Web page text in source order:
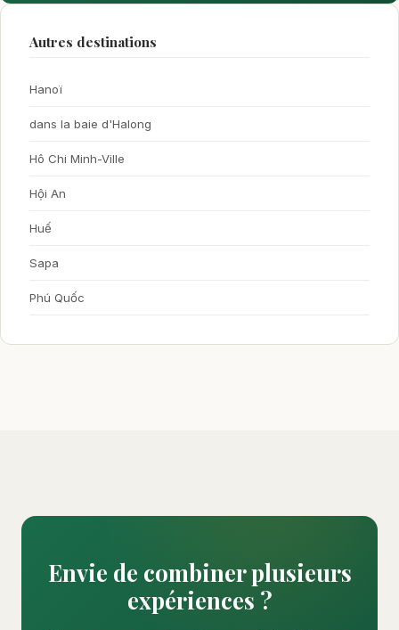
Autres destinations
Hanoï
dans la baie d'Halong
Hô Chi Minh-Ville
Hội An
Huế
Sapa
Phú Quốc
Envie de combiner plusieurs
expériences ?